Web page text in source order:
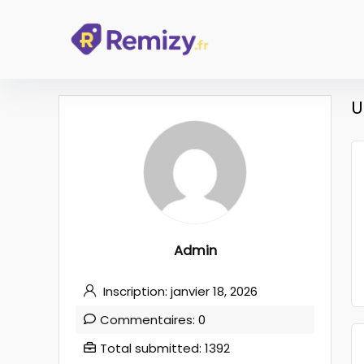
Admin
Inscription: janvier 18, 2026
Commentaires: 0
Total submitted: 1392